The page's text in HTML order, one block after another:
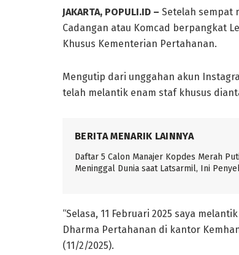
JAKARTA, POPULI.ID – Setelah sempat
Cadangan atau Komcad berpangkat
Khusus Kementerian Pertahanan.
Mengutip dari unggahan akun
telah melantik enam staf khusus
BERITA MENARIK LAINNYA
Daftar 5 Calon Manajer Kopdes Merah
Meninggal Dunia saat Latsarmil, Ini
“Selasa, 11 Februari 2025 saya
Dharma Pertahanan di kantor
(11/2/2025).